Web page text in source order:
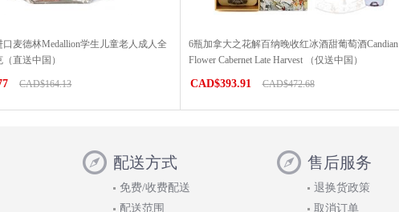
麦德林Medallion学生儿童老人成人全
直送中国）
CAD$164.13
6瓶加拿大之花解百纳晚收红冰酒甜葡萄酒Candian
Flower Cabernet Late Harvest （仅送中国）
CAD$393.91 CAD$472.68
配送方式
免费/收费配送
配送范围
售后服务
退换货政策
取消订单